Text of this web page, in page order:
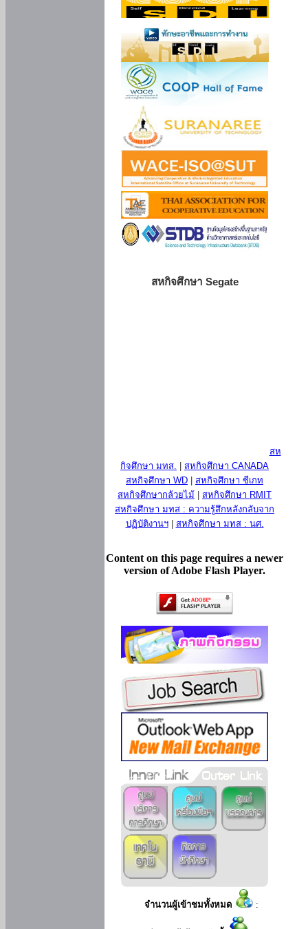
สหกิจศึกษา Segate
สห
กิจศึกษา มทส.
สหกิจศึกษา CANADA
สหกิจศึกษา WD
สหกิจศึกษา ซีเกท
สหกิจศึกษากล้วยไม้
สหกิจศึกษา RMIT
สหกิจศึกษา มทส : ความรู้สึกหลังกลับจาก
ปฏิบัติงานฯ| สหกิจศึกษา มทส : นศ.
Content on this page requires a newer
version of Adobe Flash Player.
จำนวนผู้เข้าชมทั้งหมด :